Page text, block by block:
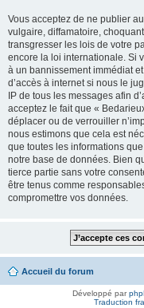
Vous acceptez de ne publier
vulgaire, diffamatoire,
transgresser les lois de votre
encore la loi internationale. Si
à un bannissement immédiat
d’accès à internet si nous le
IP de tous les messages afin
acceptez le fait que «
déplacer ou de verrouiller
nous estimons que cela est
que toutes les informations
notre base de données. Bien
tierce partie sans votre
être tenus comme
compromettre vos données.
Accueil du forum
Développé par
Traduction